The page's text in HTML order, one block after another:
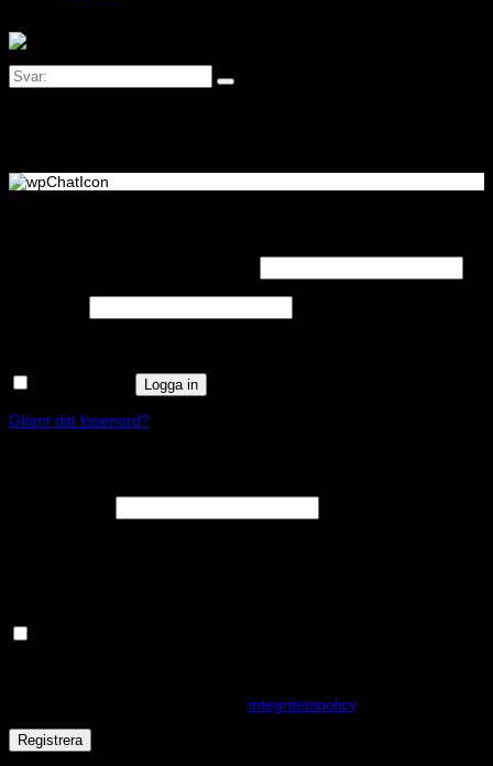
Obligatoriskt
Logga in
Glömt ditt lösenord?
integritetspolicy.
Registrera